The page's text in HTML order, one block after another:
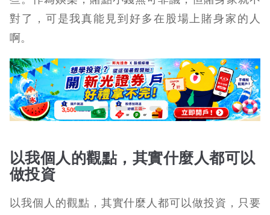
對了，可是我真能見到好多在股場上賭身家的人
啊。
以我個人的觀點，其實什麼人都可以
做投資
以我個人的觀點，其實什麼人都可以做投資，只要